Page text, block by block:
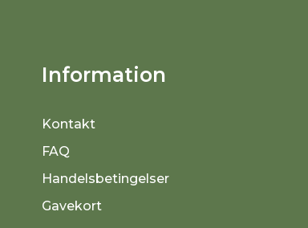
Information
Kontakt
FAQ
Handelsbetingelser
Gavekort